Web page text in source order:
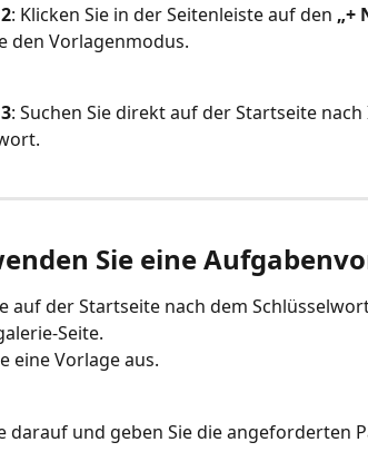
: Klicken Sie in der Seitenleiste auf den „+
den Vorlagenmodus.
: Suchen Sie direkt auf der Startseite
Sie eine
auf der Startseite nach dem
Seite.
eine Vorlage aus.
darauf und geben Sie die angeforderten